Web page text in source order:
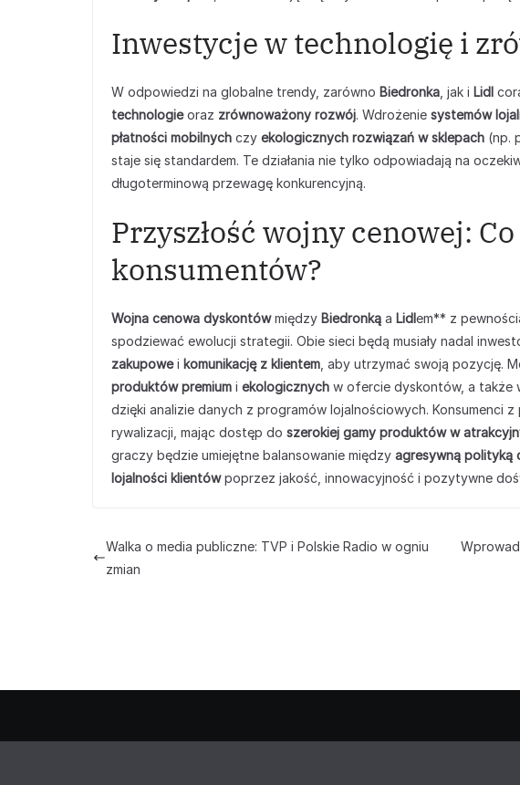
Inwestycje w technologię i
W odpowiedzi na globalne trendy, zarówno Biedronka , jak i Lidl
technologieoraz zrównoważony rozwój. Wdrożenie systemów
płatności mobilnych czy ekologicznych rozwiązań w sklepach (np.
staje się standardem. Te działania nie tylko odpowiadają na
długoterminową przewagę konkurencyjną.
Przyszłość wojny cenowej:
konsumentów?
Wojna cenowa dyskontówmiędzy Biedronką a Lidlem** z
spodziewać ewolucji strategii. Obie sieci będą musiały nadal
zakupowei komunikację z klientem , aby utrzymać swoją pozycję.
produktów premium i ekologicznych w ofercie dyskontów, a także
dzięki analizie danych z programów lojalnościowych. Konsumenci
rywalizacji, mając dostęp do szerokiej gamy produktów w
graczy będzie umiejętne balansowanie między agresywną polityką
lojalności klientówpoprzez jakość, innowacyjność i pozytywne
Walka o media publiczne: TVP i Polskie Radio w ogniu
zmian